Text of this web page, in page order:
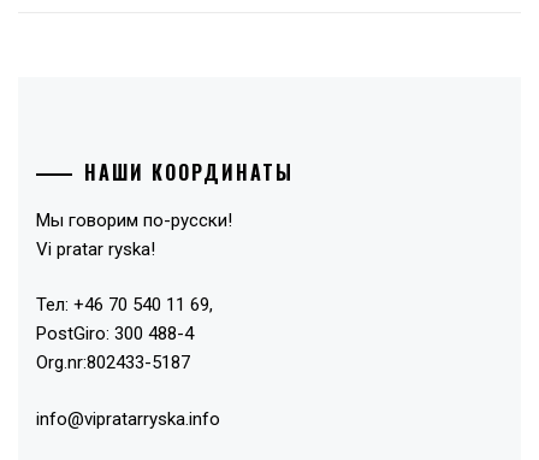
НАШИ КООРДИНАТЫ
Мы говорим по-русски!
Vi pratar ryska!
Тел: +46 70 540 11 69,
PostGiro: 300 488-4
Org.nr:802433-5187
info@vipratarryska.info